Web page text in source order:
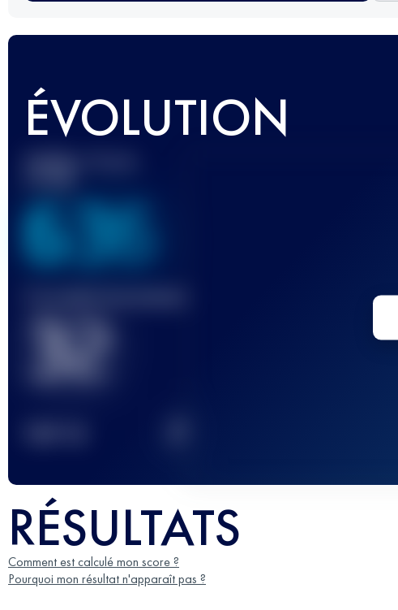
ÉVOLUTION
Meilleur Score
636
32
RÉSULTATS
Comment est calculé mon score ?
Pourquoi mon résultat n'apparaît pas ?